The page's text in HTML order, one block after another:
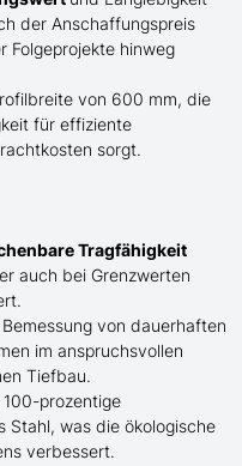
der Anschaffungspreis
Folgeprojekte hinweg
von 600 mm, die
für effiziente
sorgt.
Tragfähigkeit
auch bei Grenzwerten
von dauerhaften
im anspruchsvollen
Tiefbau.
prozentige
Stahl, was die ökologische
verbessert.